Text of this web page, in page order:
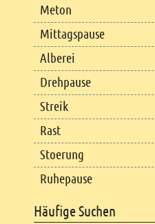
Meton
Mittagspause
Alberei
Drehpause
Streik
Rast
Stoerung
Ruhepause
Häufige Suchen